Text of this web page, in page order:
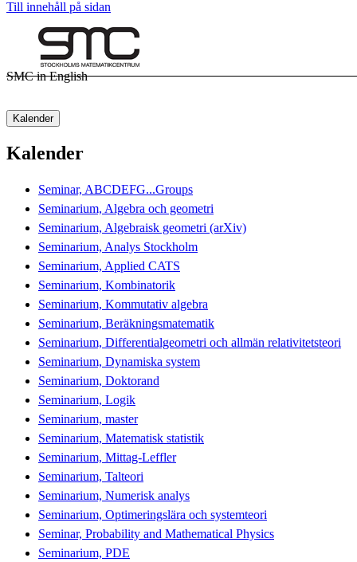
Till innehåll på sidan
SMC in English
Kalender
Kalender
Seminar, ABCDEFG...Groups
Seminarium, Algebra och geometri
Seminarium, Algebraisk geometri (arXiv)
Seminarium, Analys Stockholm
Seminarium, Applied CATS
Seminarium, Kombinatorik
Seminarium, Kommutativ algebra
Seminarium, Beräkningsmatematik
Seminarium, Differentialgeometri och allmän relativitetsteori
Seminarium, Dynamiska system
Seminarium, Doktorand
Seminarium, Logik
Seminarium, master
Seminarium, Matematisk statistik
Seminarium, Mittag-Leffler
Seminarium, Talteori
Seminarium, Numerisk analys
Seminarium, Optimeringslära och systemteori
Seminar, Probability and Mathematical Physics
Seminarium, PDE